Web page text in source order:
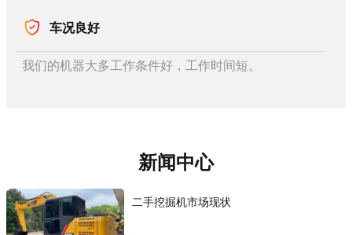
车况良好
我们的机器大多工作条件好，工作时间短。
新闻中心
二手挖掘机市场现状